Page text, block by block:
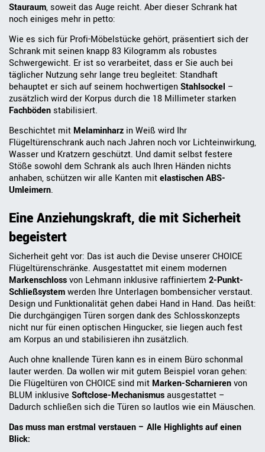
Stauraum, soweit das Auge reicht. Aber dieser Schrank hat
noch einiges mehr in petto:
Wie es sich für Profi-Möbelstücke gehört, präsentiert sich der
Schrank mit seinen knapp 83 Kilogramm als robustes
Schwergewicht. Er ist so verarbeitet, dass er Sie auch bei
täglicher Nutzung sehr lange treu begleitet: Standhaft
behauptet er sich auf seinem hochwertigenStahlsockel –
zusätzlich wird der Korpus durch die 18 Millimeter starken
Fachböden stabilisiert.
Beschichtet mit Melaminharz in Weiß wird Ihr
Flügeltürenschrank auch nach Jahren noch vor Lichteinwirkung,
Wasser und Kratzern geschützt. Und damit selbst festere
Stöße sowohl dem Schrank als auch Ihren Händen nichts
anhaben, schützen wir alle Kanten mitelastischen ABS-
Umleimern.
Eine Anziehungskraft, die mit Sicherheit
begeistert
Sicherheit geht vor: Das ist auch die Devise unserer CHOICE
Flügeltürenschränke. Ausgestattet mit einem modernen
Markenschlossvon Lehmann inklusive raffiniertem 2-Punkt-
Schließsystemwerden Ihre Unterlagen bombensicher verstaut.
Design und Funktionalität gehen dabei Hand in Hand. Das heißt:
Die durchgängigen Türen sorgen dank des Schlosskonzepts
nicht nur für einen optischen Hingucker, sie liegen auch fest
am Korpus an und stabilisieren ihn zusätzlich.
Auch ohne knallende Türen kann es in einem Büro schonmal
lauter werden. Da wollen wir mit gutem Beispiel voran gehen:
Die Flügeltüren von CHOICE sind mit Marken-Scharnierenvon
BLUM inklusive Softclose-Mechanismusausgestattet –
Dadurch schließen sich die Türen so lautlos wie ein Mäuschen.
Das muss man erstmal verstauen – Alle Highlights auf einen
Blick: